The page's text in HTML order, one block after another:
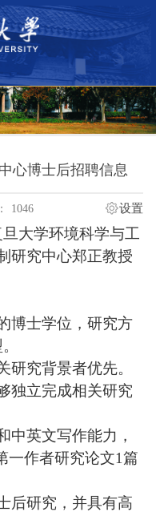
心博士后招聘信息
1046 设置
大学环境科学与工
研究中心郑正教授
博士学位，研究方
研究背景者优先。
独立完成相关研究
中英文写作能力，
一作者研究论文1篇
后研究，并具有高